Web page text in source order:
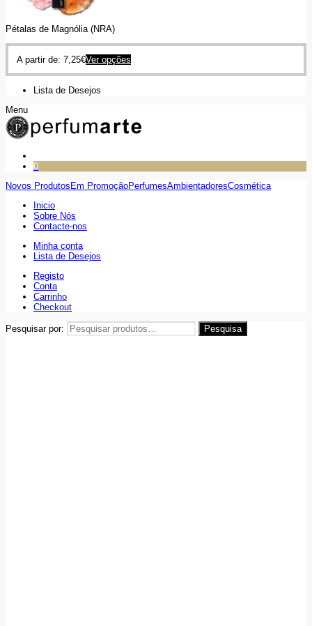
Pétalas de Magnólia (NRA)
A partir de: 7,25€Ver opções
Lista de Desejos
Menu
0
Novos ProdutosEm PromoçãoPerfumesAmbientadoresCosmética
Inicio
Sobre Nós
Contacte-nos
Minha conta
Lista de Desejos
Registo
Conta
Carrinho
Checkout
Pesquisar por: Pesquisa